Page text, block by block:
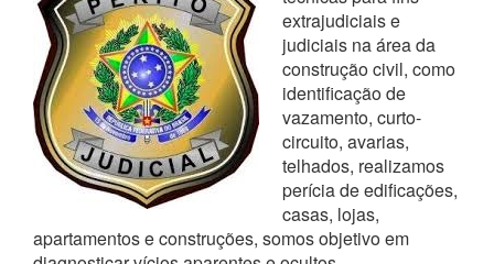
extrajudiciais e
judiciais na área da
construção civil, como
identificação de
vazamento, curto-
circuito, avarias,
telhados, realizamos
perícia de edificações,
casas, lojas,
apartamentos e construções, somos objetivo em